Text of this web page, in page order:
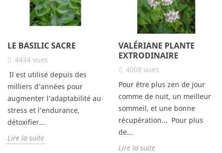
LE BASILIC SACRE
4434 vues
Il est utilisé depuis des
milliers d’années pour
augmenter l’adaptabilité au
stress et l’endurance,
détoxifier...
Lire la suite
VALÉRIANE PLANTE
EXTRODINAIRE
4008 vues
Pour être plus zen de jour
comme de nuit, un meilleur
sommeil, et une bonne
récupération... Pour plus
de...
Lire la suite